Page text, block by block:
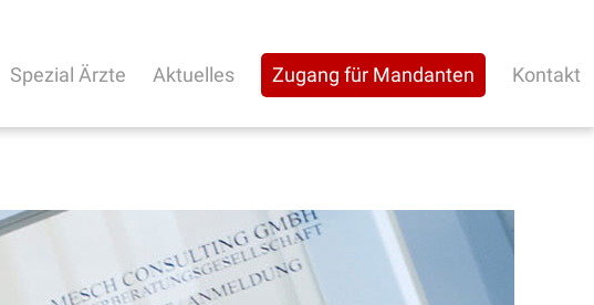
Spezial Ärzte Aktuelles Zugang für Mandanten Kontakt